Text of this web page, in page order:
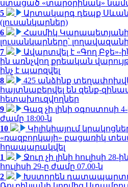
ստացած «տարօրինակ»
5
Արտակարգ դեպք
(լուսանկարներ)
6
Հասմիկ
լուսանկարները՝
7
Ավարտվել է «Գող Բջե»-
ին առնչվող քրեական
ինչ է պարզվել
8
425 անձինք
հայտնաբերվել են զենք-
հետախուզվողներ
9
Գազ չի լինի օգոստոսի
ժամը 18:00-ն
10
Կիլիկիայում
«ռազբորկայի» բացառիկ
հրապարակվել
1
Ջուր չի լինի հուլիսի 28-
հուլիսի 29-ը ժամը 07.00-ն
2
Խստորեն